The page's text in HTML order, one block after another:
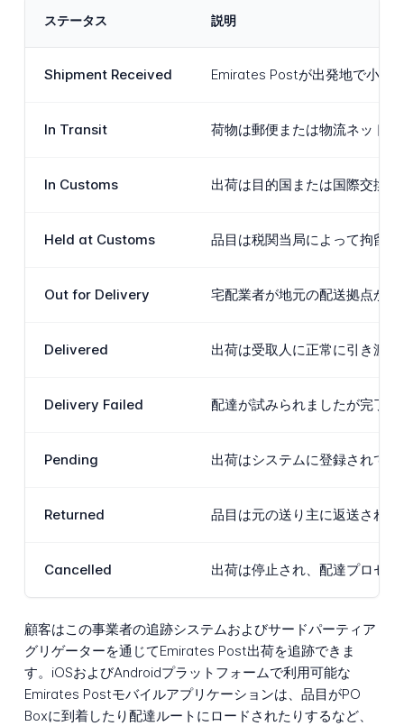
ステータス 説明
Shipment Received Emirates Postが出発地で小包
In Transit 荷物は郵便または物流ネット
In Customs 出荷は目的国または国際交換
Held at Customs 品目は税関当局によって拘留
Out for Delivery 宅配業者が地元の配送拠点か
Delivered 出荷は受取人に正常に引き渡
Delivery Failed 配達が試みられましたが完了
Pending 出荷はシステムに登録されて
Returned 品目は元の送り主に返送され
Cancelled 出荷は停止され、配達プロセ
顧客はこの事業者の追跡システムおよびサードパーティア
グリゲーターを通じてEmirates Post出荷を追跡できま
す。iOSおよびAndroidプラットフォームで利用可能な
Emirates Postモバイルアプリケーションは、品目がPO
Boxに到着したり配達ルートにロードされたりするなど、